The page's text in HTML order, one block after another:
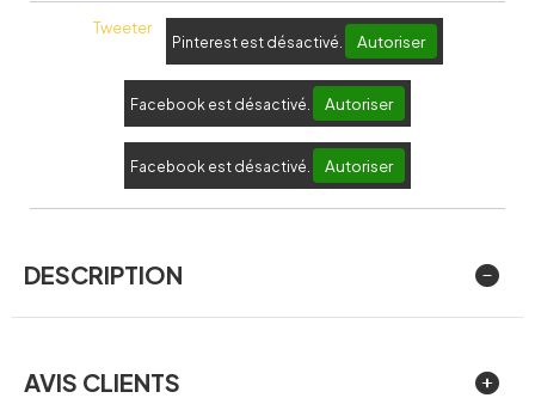
Tweeter
Pinterest est désactivé. Autoriser
Facebook est désactivé. Autoriser
Facebook est désactivé. Autoriser
DESCRIPTION
AVIS CLIENTS